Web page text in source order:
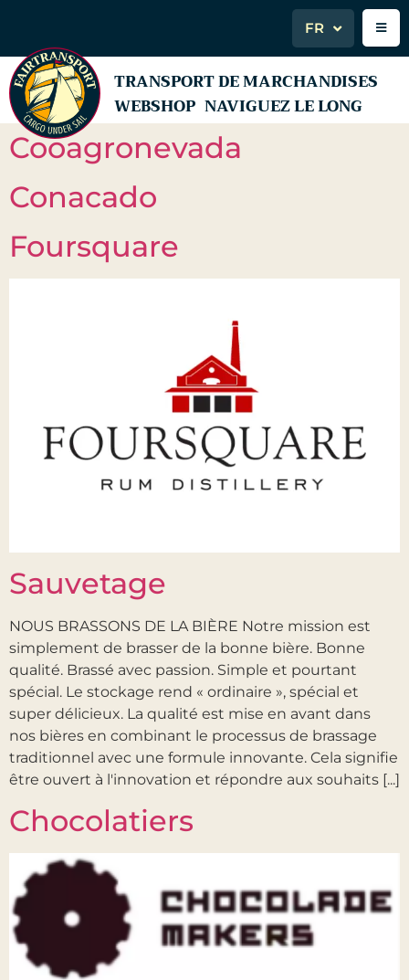
FR
TRANSPORT DE MARCHANDISES
WEBSHOP NAVIGUEZ LE LONG
Cooagronevada
Conacado
Foursquare
Sauvetage
NOUS BRASSONS DE LA BIÈRE Notre mission est
simplement de brasser de la bonne bière. Bonne
qualité. Brassé avec passion. Simple et pourtant
spécial. Le stockage rend « ordinaire », spécial et
super délicieux. La qualité est mise en avant dans
nos bières en combinant le processus de brassage
traditionnel avec une formule innovante. Cela signifie
être ouvert à l'innovation et répondre aux souhaits [...]
Chocolatiers